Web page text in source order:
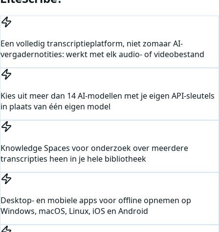
Een volledig transcriptieplatform, niet zomaar AI-
vergadernotities: werkt met elk audio- of videobestand
Kies uit meer dan 14 AI-modellen met je eigen API-sleutels
in plaats van één eigen model
Knowledge Spaces voor onderzoek over meerdere
transcripties heen in je hele bibliotheek
Desktop- en mobiele apps voor offline opnemen op
Windows, macOS, Linux, iOS en Android